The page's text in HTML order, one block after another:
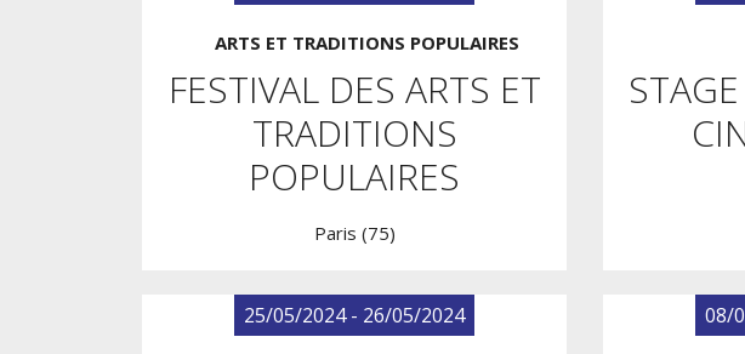
ARTS ET TRADITIONS POPULAIRES
FESTIVAL DES ARTS ET
TRADITIONS
POPULAIRES
Paris (75)
25/05/2024 - 26/05/2024 08/